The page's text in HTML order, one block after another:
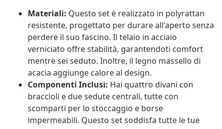
Materiali: Questo set è realizzato in polyrattan
resistente, progettato per durare all'aperto senza
perdere il suo fascino. Il telaio in acciaio
verniciato offre stabilità, garantendoti comfort
mentre sei seduto. Inoltre, il legno massello di
acacia aggiunge calore al design.
Componenti Inclusi: Hai quattro divani con
braccioli e due sedute centrali, tutte con
scomparti per lo stoccaggio e borse
impermeabili. Questo set soddisfa tutte le tue